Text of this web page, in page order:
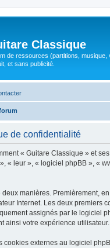
Classique
de ressources (partitions,
et sans publicité.
de confidentialité
« Guitare Classique » et
« leur », « logiciel phpBB », «
manières. Premièrement,
Internet. Les deux premiers
assignés par le logiciel
ainsi votre expérience utilisateur.
cookies externes au logiciel